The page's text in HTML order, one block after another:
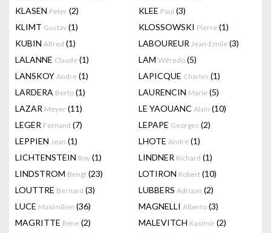
KLASEN Peter (2) KLEE Paul (3)
KLIMT Gustav (1) KLOSSOWSKI Pierre (1)
KUBIN Alfred (1) LABOUREUR Jean-Emile (3)
LALANNE Claude (1) LAM Wifredo (5)
LANSKOY Andre (1) LAPICQUE Charles (1)
LARDERA Berto (1) LAURENCIN Marie (5)
LAZAR Meyer (11) LE YAOUANC Alain (10)
LEGER Fernand (7) LEPAPE Georges (2)
LEPPIEN Jean (1) LHOTE André (1)
LICHTENSTEIN Roy (1) LINDNER Richard (1)
LINDSTROM Bengt (23) LOTIRON Robert (10)
LOUTTRE Bernard (3) LUBBERS Adriaan (2)
LUCE Maximilien (36) MAGNELLI Alberto (3)
MAGRITTE Rene (2) MALEVITCH Kasimir (2)